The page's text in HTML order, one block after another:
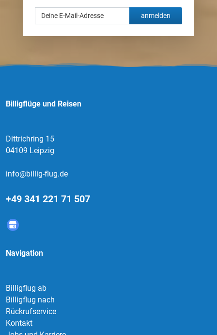
anmelden
Billigflüge und Reisen
Dittrichring 15
04109 Leipzig
info@billig-flug.de
+49 341 221 71 507
Navigation
Billigflug ab
Billigflug nach
Rückrufservice
Kontakt